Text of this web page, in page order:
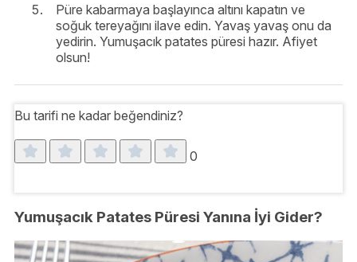
Püre kabarmaya başlayınca altını kapatın ve
soğuk tereyağını ilave edin. Yavaş yavaş onu da
yedirin. Yumuşacık patates püresi hazır. Afiyet
olsun!
Bu tarifi ne kadar beğendiniz?
0
Yumuşacık Patates Püresi Yanına İyi Gider?